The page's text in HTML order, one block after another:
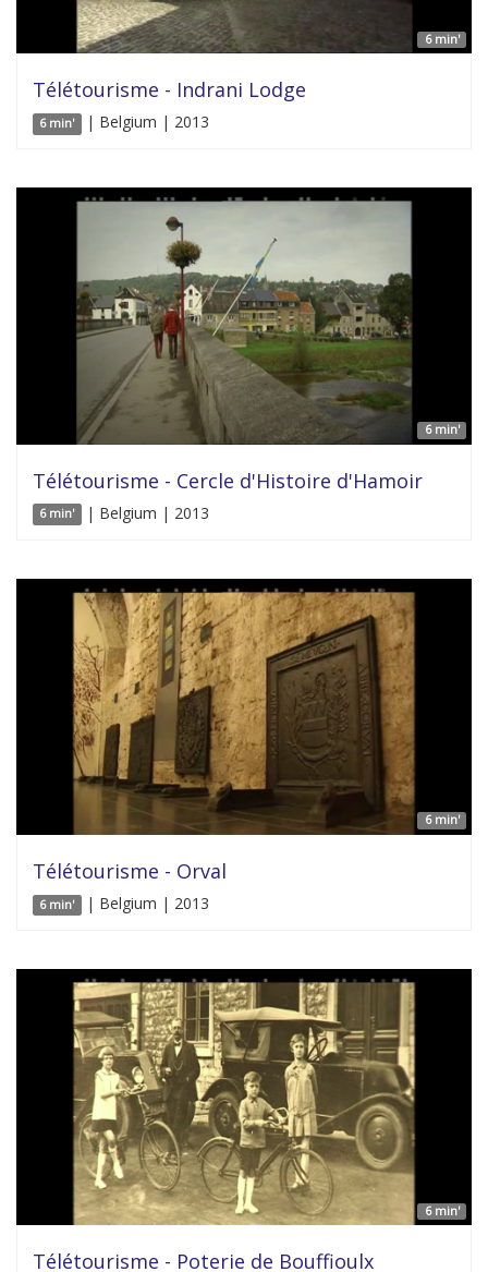
6 min'
Télétourisme - Indrani Lodge
6 min' | Belgium | 2013
6 min'
Télétourisme - Cercle d'Histoire d'Hamoir
6 min' | Belgium | 2013
6 min'
Télétourisme - Orval
6 min' | Belgium | 2013
6 min'
Télétourisme - Poterie de Bouffioulx